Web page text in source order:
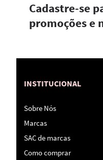
Cadastre-se
promoções e
INSTITUCIONAL
Sobre Nós
Marcas
SAC de marcas
Como comprar